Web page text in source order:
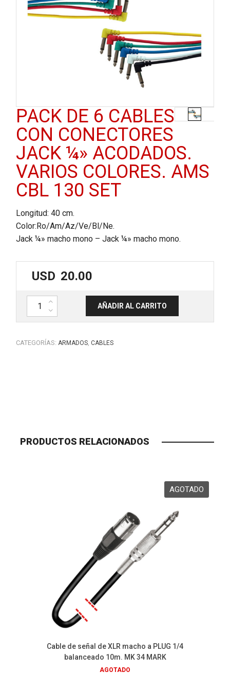
PACK DE 6 CABLES
CON CONECTORES
JACK ¼» ACODADOS.
VARIOS COLORES. AMS
CBL 130 SET
Longitud: 40 cm.
Color:Ro/Am/Az/Ve/Bl/Ne.
Jack ¼» macho mono – Jack ¼» macho mono.
USD 20.00
Pack de 6 cables con conectores Jack ¼" acodados. Varios
AÑADIR AL CARRITO
CATEGORÍAS: ARMADOS CABLES
PRODUCTOS RELACIONADOS
Cable de señal de XLR macho a PLUG 1/4
balanceado 10m. MK 34 MARK
AGOTADO